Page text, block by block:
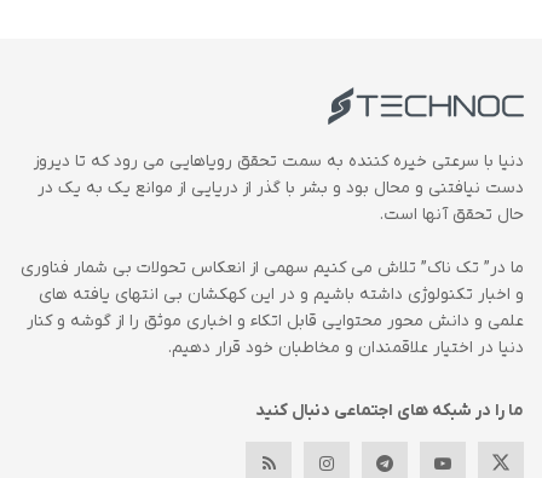
دنیا با سرعتی خیره کننده به سمت تحقق رویاهایی می رود که تا دیروز
دست نیافتنی و محال بود و بشر با گذر از دریایی از موانع یک به یک در
حال تحقق آنها است.
ما در” تک ناک” تلاش می کنیم سهمی از انعکاس تحولات بی شمار فناوری
و اخبار تکنولوژی داشته باشیم و در این کهکشان بی انتهای یافته های
علمی و دانش محور محتوایی قابل اتکاء و اخباری موثق را از گوشه و کنار
دنیا در اختیار علاقمندان و مخاطبان خود قرار دهیم.
ما را در شبکه های اجتماعی دنبال کنید